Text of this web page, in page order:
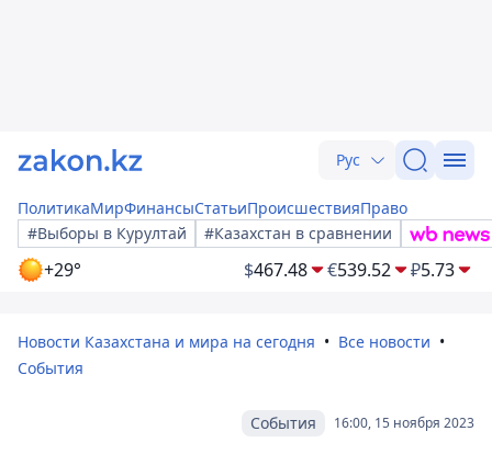
Рус
ПолитикаМирФинансыСтатьиПроисшествияПраво
#Выборы в Курултай
#Казахстан в сравнении
+29° $467.48 €539.52 ₽5.73
Новости Казахстана и мира на сегодня
Все новости
События
16:00, 15 ноября 2023
События